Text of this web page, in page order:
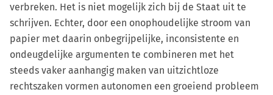
verbreken. Het is niet mogelijk zich bij de Staat uit te
schrijven. Echter, door een onophoudelijke stroom van
papier met daarin onbegrijpelijke, inconsistente en
ondeugdelijke argumenten te combineren met het
steeds vaker aanhangig maken van uitzichtloze
rechtszaken vormen autonomen een groeiend probleem